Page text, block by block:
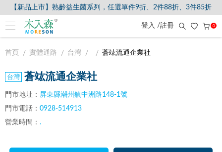
【新品上市】熟齡益生菌系列，任選單件9折、2件88折、3件85折
登入 /註冊 0
首頁 實體通路 台灣 蒼竑流通企業社
蒼竑流通企業社
門市地址： 屏東縣潮州鎮中洲路148-1號
門市電話： 0928-514913
營業時間： .